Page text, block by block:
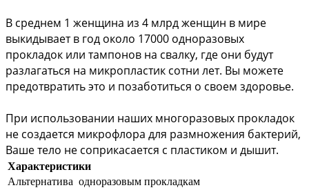
В среднем 1 женщина из 4 млрд женщин в мире
выкидывает в год около 17000 одноразовых
прокладок или тампонов на свалку, где они будут
разлагаться на микропластик сотни лет. Вы можете
предотвратить это и позаботиться о своем здоровье.
При использовании наших многоразовых прокладок
не создается микрофлора для размножения бактерий,
Ваше тело не соприкасается с пластиком и дышит.
Характеристики
Альтернатива одноразовым прокладкам